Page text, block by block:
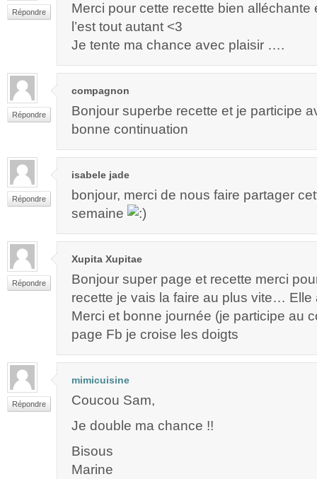
Répondre
Merci pour cette recette bien alléchante
l’est tout autant <3
Je tente ma chance avec plaisir ….
Répondre
compagnon
Bonjour superbe recette et je participe
bonne continuation
Répondre
isabele jade
bonjour, merci de nous faire partager
semaine
Répondre
Xupita Xupitae
Bonjour super page et recette merci
recette je vais la faire au plus vite… Elle
Merci et bonne journée (je participe au
page Fb je croise les doigts
Répondre
mimicuisine
Coucou Sam,
Je double ma chance !!
Bisous
Marine